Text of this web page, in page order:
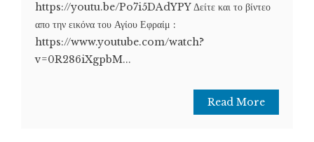
https://youtu.be/Po7i5DAdYPY Δείτε και το βίντεο
απο την εικόνα του Αγίου Εφραίμ :
https://www.youtube.com/watch?
v=0R286iXgpbM...
Read More